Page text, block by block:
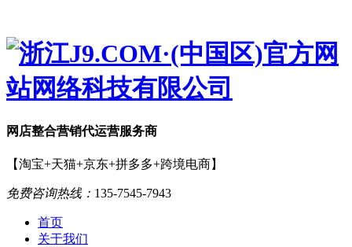
网店整合营销代运营服务商
【淘宝+天猫+京东+拼多多+跨境电商】
免费咨询热线： 135-7545-7943
首页
关于我们